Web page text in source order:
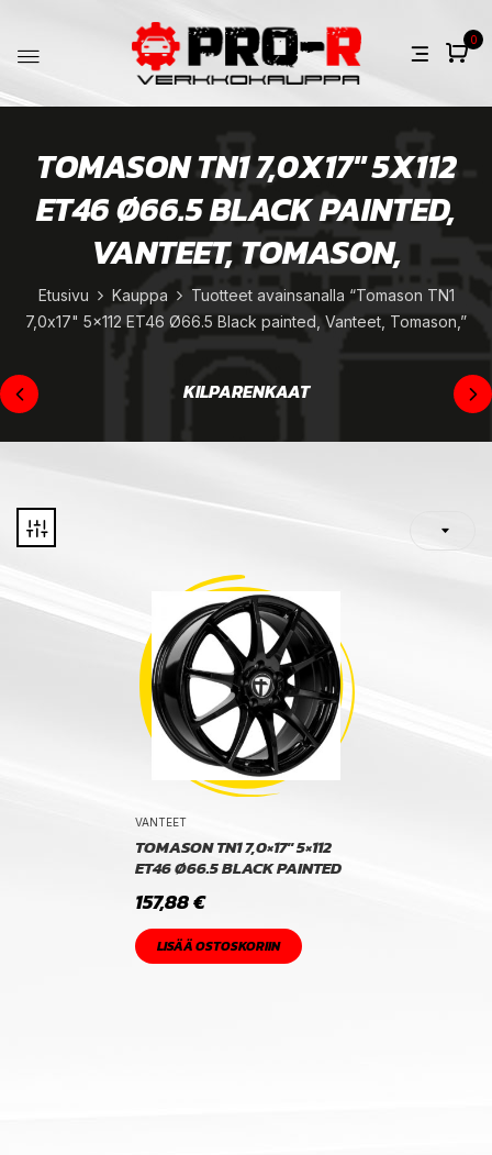
0
TOMASON TN1 7,0X17" 5X112
ET46 Ø66.5 BLACK PAINTED,
VANTEET, TOMASON,
Etusivu Kauppa
Tuotteet avainsanalla “Tomason TN1
7,0x17" 5x112 ET46 Ø66.5 Black painted, Vanteet, Tomason,”
KILPARENKAAT
VANTEET
TOMASON TN1 7,0×17″ 5×112
ET46 Ø66.5 BLACK PAINTED
157,88€
LISÄÄ OSTOSKORIIN